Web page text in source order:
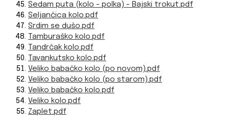
Sedam puta (kolo - polka) - Bajski trokut.pdf
Seljančica kolo.pdf
Srdim se dušo.pdf
Tamburaško kolo.pdf
Tandrčak kolo.pdf
Tavankutsko kolo.pdf
Veliko babačko kolo (po novom).pdf
Veliko babačko kolo (po starom).pdf
Veliko babačko kolo.pdf
Veliko kolo.pdf
Zaplet.pdf